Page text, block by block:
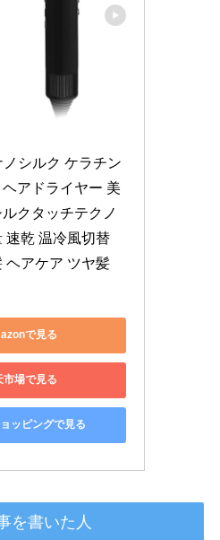
シルク ケラチン
アドライヤー 美
クタッチテクノ
速乾 温冷風切替
ヘアケア ツヤ髪
で見る
市場で見る
ッピングで見る
を書いた人